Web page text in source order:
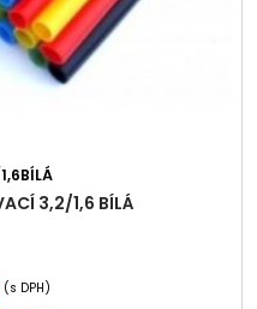
3,2/1,6 BÍLÁ
(s DPH)